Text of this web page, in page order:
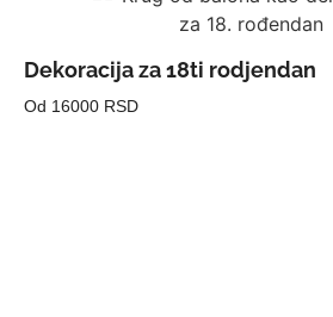
Dekoracija za 18ti rodjendan
Od 16000 RSD